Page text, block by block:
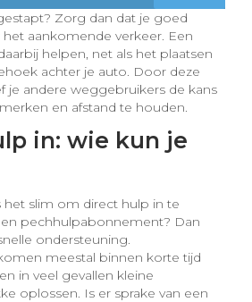
Zorg dan dat je goed
aankomende verkeer. Een
helpen, net als het plaatsen
achter je auto. Door deze
je andere weggebruikers de kans
en afstand te houden.
in: wie kun je
het slim om direct hulp in te
pechhulpabonnement? Dan
ondersteuning.
meestal binnen korte tijd
in veel gevallen kleine
oplossen. Is er sprake van een